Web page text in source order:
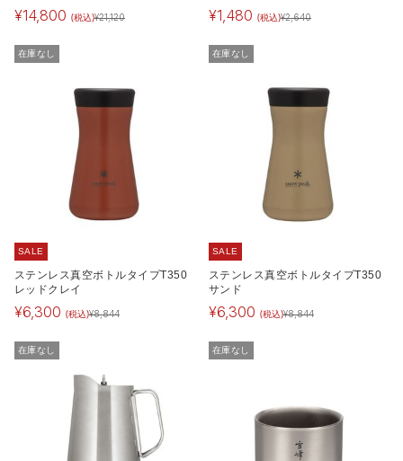
¥14,800 (税込)¥21,120 ¥1,480 (税込)¥2,640
在庫なし
SALE
ステンレス真空ボトルタイプT350
レッドクレイ
¥6,300 (税込)¥8,844
在庫なし
SALE
ステンレス真空ボトルタイプT350
サンド
¥6,300 (税込)¥8,844
在庫なし 在庫なし